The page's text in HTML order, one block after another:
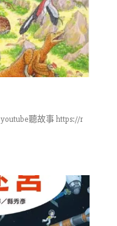
聽故事 https://r